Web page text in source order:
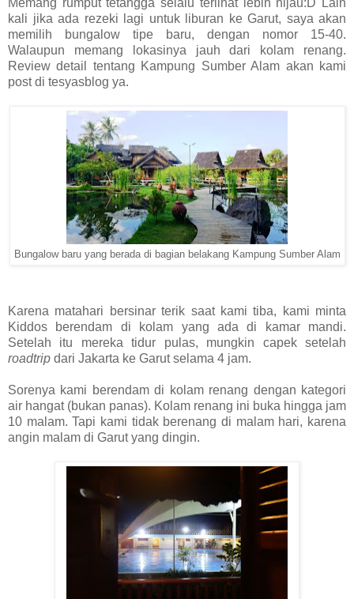
Memang rumput tetangga selalu terlihat lebih hijau:D Lain
kali jika ada rezeki lagi untuk liburan ke Garut, saya akan
memilih bungalow tipe baru, dengan nomor 15-40.
Walaupun memang lokasinya jauh dari kolam renang.
Review detail tentang Kampung Sumber Alam akan kami
post di tesyasblog ya.
Bungalow baru yang berada di bagian belakang Kampung Sumber Alam
Karena matahari bersinar terik saat kami tiba, kami minta
Kiddos berendam di kolam yang ada di kamar mandi.
Setelah itu mereka tidur pulas, mungkin capek setelah
roadtrip dari Jakarta ke Garut selama 4 jam.
Sorenya kami berendam di kolam renang dengan kategori
air hangat (bukan panas). Kolam renang ini buka hingga jam
10 malam. Tapi kami tidak berenang di malam hari, karena
angin malam di Garut yang dingin.